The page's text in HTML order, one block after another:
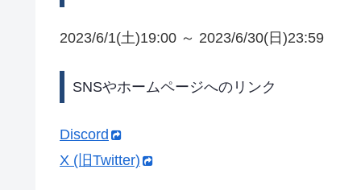
2023/6/1(土)19:00 ～ 2023/6/30(日)23:59
SNSやホームページへのリンク
Discord
X (旧Twitter)